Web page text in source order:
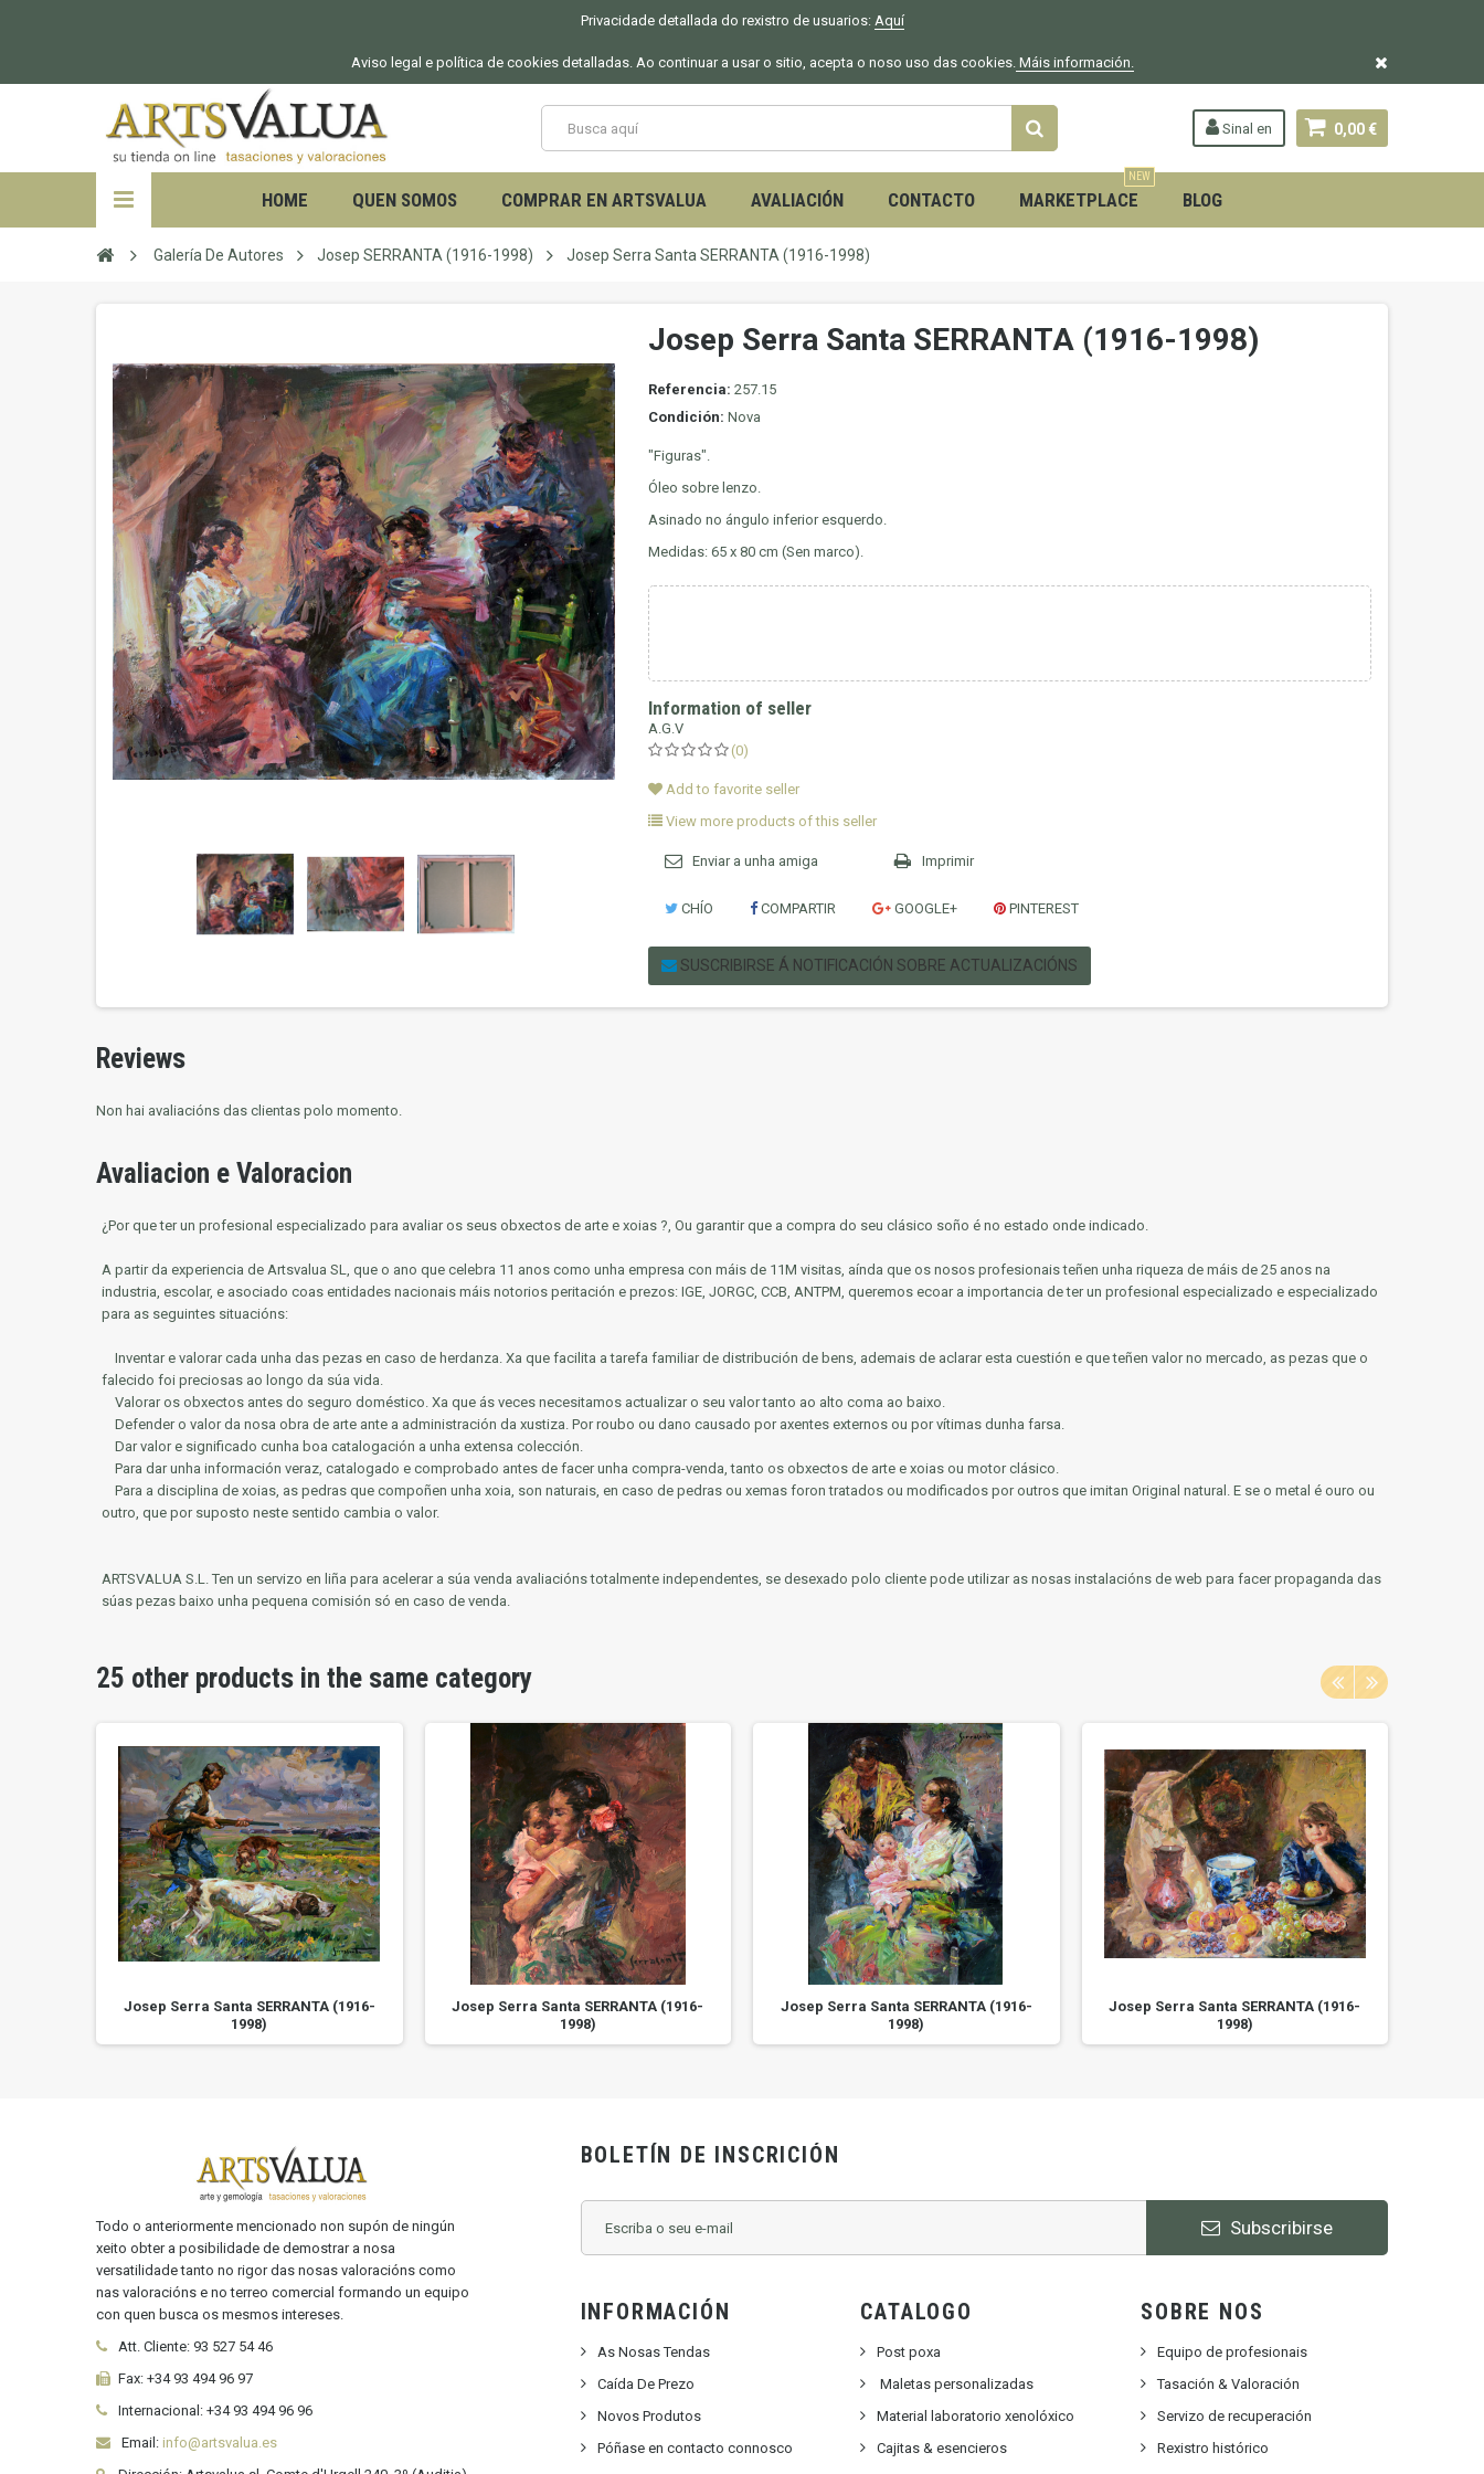
Privacidade detallada do rexistro de usuarios: Aquí
Aviso legal e política de cookies detalladas. Ao continuar a usar o sitio, acepta o noso uso das cookies. Máis información.
0,00 €
Sinal en
HOME QUEN SOMOS COMPRAR EN ARTSVALUA AVALIACIÓN CONTACTO MARKETPLACE
NEW
BLOG
Galería De Autores Josep SERRANTA (1916-1998) Josep Serra Santa SERRANTA (1916-1998)
Josep Serra Santa SERRANTA (1916-1998)
Referencia: 257.15
Condición: Nova
"Figuras".
Óleo sobre lenzo.
Asinado no ángulo inferior esquerdo.
Medidas: 65 x 80 cm (Sen marco).
Information of seller
A.G.V
(0)
Add to favorite seller
View more products of this seller
Enviar a unha amiga Imprimir
CHÍO COMPARTIR GOOGLE+ PINTEREST
SUSCRIBIRSE Á NOTIFICACIÓN SOBRE ACTUALIZACIÓNS
Reviews
Non hai avaliacións das clientas polo momento.
Avaliacion e Valoracion
¿Por que ter un profesional especializado para avaliar os seus obxectos de arte e xoias ?, Ou garantir que a compra do seu clásico soño é no estado onde indicado.
A partir da experiencia de Artsvalua SL, que o ano que celebra 11 anos como unha empresa con máis de 11M visitas, aínda que os nosos profesionais teñen unha riqueza de máis de 25 anos na
industria, escolar, e asociado coas entidades nacionais máis notorios peritación e prezos: IGE, JORGC, CCB, ANTPM, queremos ecoar a importancia de ter un profesional especializado e especializado
para as seguintes situacións:
Inventar e valorar cada unha das pezas en caso de herdanza. Xa que facilita a tarefa familiar de distribución de bens, ademais de aclarar esta cuestión e que teñen valor no mercado, as pezas que o
falecido foi preciosas ao longo da súa vida.
Valorar os obxectos antes do seguro doméstico. Xa que ás veces necesitamos actualizar o seu valor tanto ao alto coma ao baixo.
Defender o valor da nosa obra de arte ante a administración da xustiza. Por roubo ou dano causado por axentes externos ou por vítimas dunha farsa.
Dar valor e significado cunha boa catalogación a unha extensa colección.
Para dar unha información veraz, catalogado e comprobado antes de facer unha compra-venda, tanto os obxectos de arte e xoias ou motor clásico.
Para a disciplina de xoias, as pedras que compoñen unha xoia, son naturais, en caso de pedras ou xemas foron tratados ou modificados por outros que imitan Original natural. E se o metal é ouro ou
outro, que por suposto neste sentido cambia o valor.
ARTSVALUA S.L. Ten un servizo en liña para acelerar a súa venda avaliacións totalmente independentes, se desexado polo cliente pode utilizar as nosas instalacións de web para facer propaganda das
súas pezas baixo unha pequena comisión só en caso de venda.
25 other products in the same category
Josep Serra Santa SERRANTA (1916-
1998)
Josep Serra Santa SERRANTA (1916-
1998)
Josep Serra Santa SERRANTA (1916-
1998)
Josep Serra Santa SERRANTA (1916-
1998)
Todo o anteriormente mencionado non supón de ningún
xeito obter a posibilidade de demostrar a nosa
versatilidade tanto no rigor das nosas valoracións como
nas valoracións e no terreo comercial formando un equipo
con quen busca os mesmos intereses.
Att. Cliente: 93 527 54 46
Fax: +34 93 494 96 97
Internacional: +34 93 494 96 96
Email: info@artsvalua.es
BOLETÍN DE INSCRICIÓN
Subscribirse
INFORMACIÓN
As Nosas Tendas
Caída De Prezo
Novos Produtos
Póñase en contacto connosco
CATALOGO
Post poxa
Maletas personalizadas
Material laboratorio xenolóxico
Cajitas & esencieros
SOBRE NOS
Equipo de profesionais
Tasación & Valoración
Servizo de recuperación
Rexistro histórico